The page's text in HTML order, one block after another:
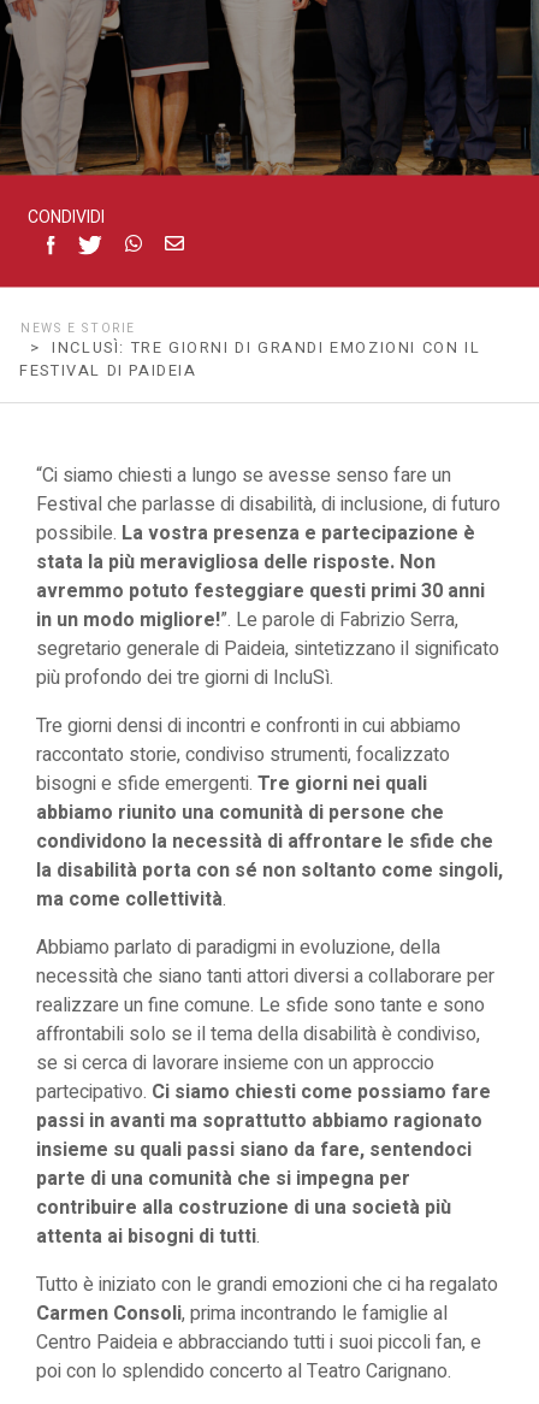
festival
di
Paideia
CONDIVIDI
NEWS E STORIE
> INCLUSÌ: TRE GIORNI DI GRANDI EMOZIONI CON IL
FESTIVAL DI PAIDEIA
“Ci siamo chiesti a lungo se avesse senso fare un
Festival che parlasse di disabilità, di inclusione, di futuro
possibile. La vostra presenza e partecipazione è
stata la più meravigliosa delle risposte. Non
avremmo potuto festeggiare questi primi 30 anni
in un modo migliore!”. Le parole di Fabrizio Serra,
segretario generale di Paideia, sintetizzano il significato
più profondo dei tre giorni di IncluSì.
Tre giorni densi di incontri e confronti in cui abbiamo
raccontato storie, condiviso strumenti, focalizzato
bisogni e sfide emergenti. Tre giorni nei quali
abbiamo riunito una comunità di persone che
condividono la necessità di affrontare le sfide che
la disabilità porta con sé non soltanto come singoli,
ma come collettività.
Abbiamo parlato di paradigmi in evoluzione, della
necessità che siano tanti attori diversi a collaborare per
realizzare un fine comune. Le sfide sono tante e sono
affrontabili solo se il tema della disabilità è condiviso,
se si cerca di lavorare insieme con un approccio
partecipativo. Ci siamo chiesti come possiamo fare
passi in avanti ma soprattutto abbiamo ragionato
insieme su quali passi siano da fare, sentendoci
parte di una comunità che si impegna per
contribuire alla costruzione di una società più
attenta ai bisogni di tutti.
Tutto è iniziato con le grandi emozioni che ci ha regalato
Carmen Consoli, prima incontrando le famiglie al
Centro Paideia e abbracciando tutti i suoi piccoli fan, e
poi con lo splendido concerto al Teatro Carignano.